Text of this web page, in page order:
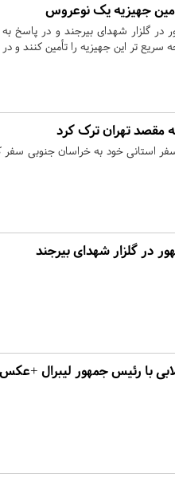
جهیزیه یک نوعروس
گلزار شهدای بیرجند و در پاسخ به
تر این جهیزیه را تأمین کنند و در
مقصد تهران ترک کرد
استانی خود به خراسان جنوبی سفر
گلزار شهدای بیرجند
با رئیس جمهور لیبرال +عکس